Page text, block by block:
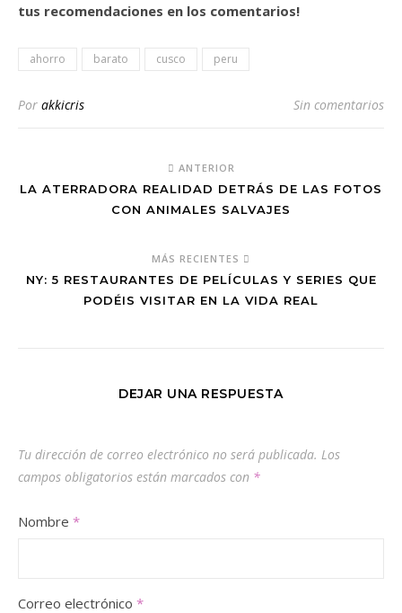
tus recomendaciones en los comentarios!
ahorro barato cusco peru
Por akkicris Sin comentarios
ANTERIOR
LA ATERRADORA REALIDAD DETRÁS DE LAS FOTOS
CON ANIMALES SALVAJES
MÁS RECIENTES
NY: 5 RESTAURANTES DE PELÍCULAS Y SERIES QUE
PODÉIS VISITAR EN LA VIDA REAL
DEJAR UNA RESPUESTA
Tu dirección de correo electrónico no será publicada. Los
campos obligatorios están marcados con *
Nombre *
Correo electrónico *